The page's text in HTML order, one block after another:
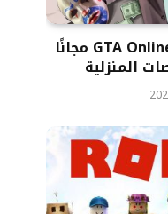
رسمياً: يمكنك لعب GTA Online مجانًا
المنزلية